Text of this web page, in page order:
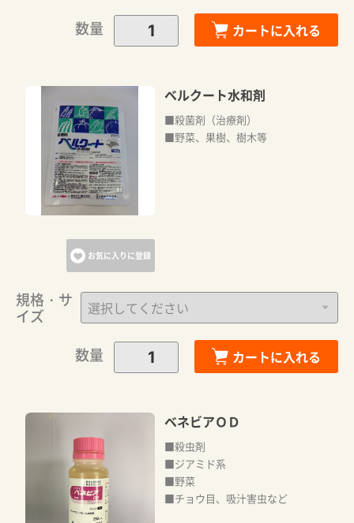
数量
カートに入れる
お気に入りに登録
ベルクート水和剤
■殺菌剤（治療剤）
■野菜、果樹、樹木等
規格・サ
イズ
数量
カートに入れる
ベネビアＯＤ
■殺虫剤
■ジアミド系
■野菜
■チョウ目、吸汁害虫など